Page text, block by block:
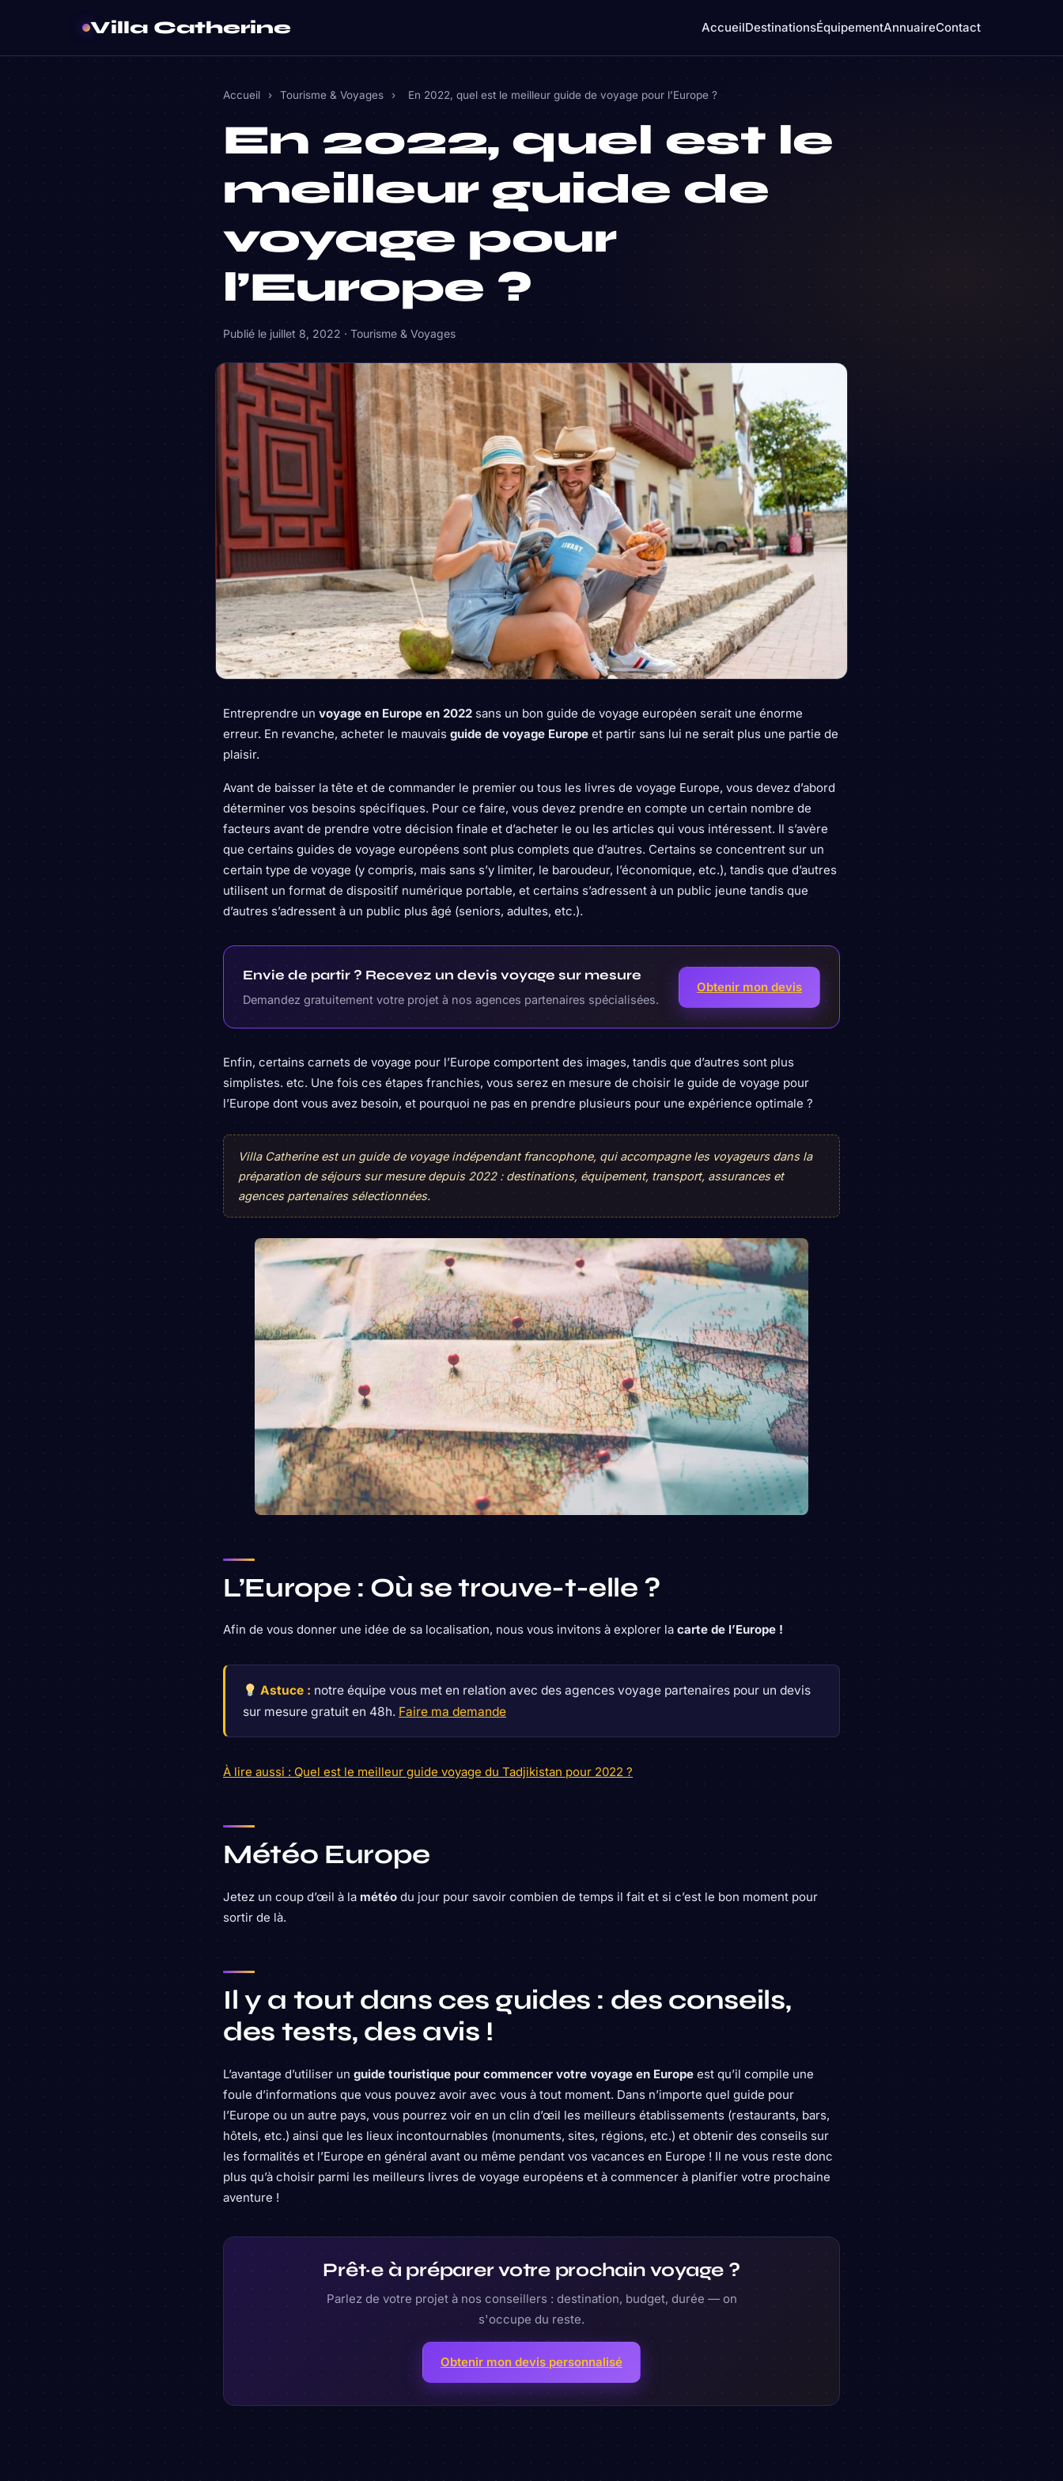
Villa Catherine AccueilDestinationsÉquipementAnnuaireContact
Accueil › Tourisme & Voyages › En 2022, quel est le meilleur guide de voyage pour l’Europe ?
En 2022, quel est le
meilleur guide de
voyage pour
l’Europe ?
Publié le juillet 8, 2022 · Tourisme & Voyages
Entreprendre un voyage en Europe en 2022 sans un bon guide de voyage européen serait une énorme
erreur. En revanche, acheter le mauvais guide de voyage Europe et partir sans lui ne serait plus une partie de
plaisir.
Avant de baisser la tête et de commander le premier ou tous les livres de voyage Europe, vous devez d’abord
déterminer vos besoins spécifiques. Pour ce faire, vous devez prendre en compte un certain nombre de
facteurs avant de prendre votre décision finale et d’acheter le ou les articles qui vous intéressent. Il s’avère
que certains guides de voyage européens sont plus complets que d’autres. Certains se concentrent sur un
certain type de voyage (y compris, mais sans s’y limiter, le baroudeur, l’économique, etc.), tandis que d’autres
utilisent un format de dispositif numérique portable, et certains s’adressent à un public jeune tandis que
d’autres s’adressent à un public plus âgé (seniors, adultes, etc.).
Envie de partir ? Recevez un devis voyage sur mesure
Demandez gratuitement votre projet à nos agences partenaires spécialisées.
Obtenir mon devis
Enfin, certains carnets de voyage pour l’Europe comportent des images, tandis que d’autres sont plus
simplistes. etc. Une fois ces étapes franchies, vous serez en mesure de choisir le guide de voyage pour
l’Europe dont vous avez besoin, et pourquoi ne pas en prendre plusieurs pour une expérience optimale ?
Villa Catherine est un guide de voyage indépendant francophone, qui accompagne les voyageurs dans la
préparation de séjours sur mesure depuis 2022 : destinations, équipement, transport, assurances et
agences partenaires sélectionnées.
L’Europe : Où se trouve-t-elle ?
Afin de vous donner une idée de sa localisation, nous vous invitons à explorer la carte de l’Europe !
Astuce : notre équipe vous met en relation avec des agences voyage partenaires pour un devis
sur mesure gratuit en 48h. Faire ma demande
À lire aussi : Quel est le meilleur guide voyage du Tadjikistan pour 2022 ?
Météo Europe
Jetez un coup d’œil à la météo du jour pour savoir combien de temps il fait et si c’est le bon moment pour
sortir de là.
Il y a tout dans ces guides : des conseils,
des tests, des avis !
L’avantage d’utiliser un guide touristique pour commencer votre voyage en Europe est qu’il compile une
foule d’informations que vous pouvez avoir avec vous à tout moment. Dans n’importe quel guide pour
l’Europe ou un autre pays, vous pourrez voir en un clin d’œil les meilleurs établissements (restaurants, bars,
hôtels, etc.) ainsi que les lieux incontournables (monuments, sites, régions, etc.) et obtenir des conseils sur
les formalités et l’Europe en général avant ou même pendant vos vacances en Europe ! Il ne vous reste donc
plus qu’à choisir parmi les meilleurs livres de voyage européens et à commencer à planifier votre prochaine
aventure !
Prêt·e à préparer votre prochain voyage ?
Parlez de votre projet à nos conseillers : destination, budget, durée — on
s'occupe du reste.
Obtenir mon devis personnalisé